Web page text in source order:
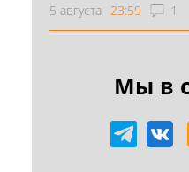
5 августа 23:59 1
Мы в